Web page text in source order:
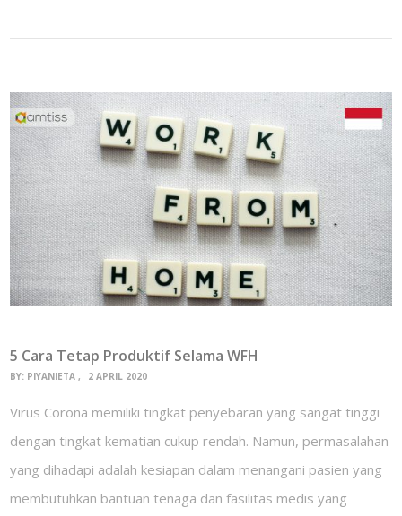
5 Cara Tetap Produktif Selama WFH
BY: PIYANIETA 2 APRIL 2020
Virus Corona memiliki tingkat penyebaran yang sangat tinggi
dengan tingkat kematian cukup rendah. Namun, permasalahan
yang dihadapi adalah kesiapan dalam menangani pasien yang
membutuhkan bantuan tenaga dan fasilitas medis yang